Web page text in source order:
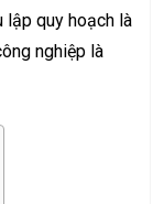
lập quy hoạch là
nghiệp là